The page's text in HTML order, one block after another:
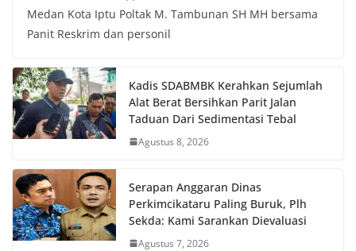
Medan Kota Iptu Poltak M. Tambunan SH MH bersama
Panit Reskrim dan personil
Kadis SDABMBK Kerahkan Sejumlah
Alat Berat Bersihkan Parit Jalan
Taduan Dari Sedimentasi Tebal
Agustus 8, 2026
Serapan Anggaran Dinas
Perkimcikataru Paling Buruk, Plh
Sekda: Kami Sarankan Dievaluasi
Agustus 7, 2026